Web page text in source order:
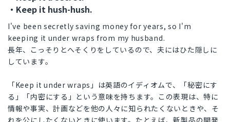
・Keep it hush-hush.
I've been secretly saving money for years, so I'm
keeping it under wraps from my husband.
長年、こっそりとへそくりをしているので、夫にはひた隠しに
しています。
「Keep it under wraps」は英語のイディオムで、「秘密にす
る」「内密にする」という意味を持ちます。この表現は、特に
情報や事実、計画などを他の人々に知られたくないときや、そ